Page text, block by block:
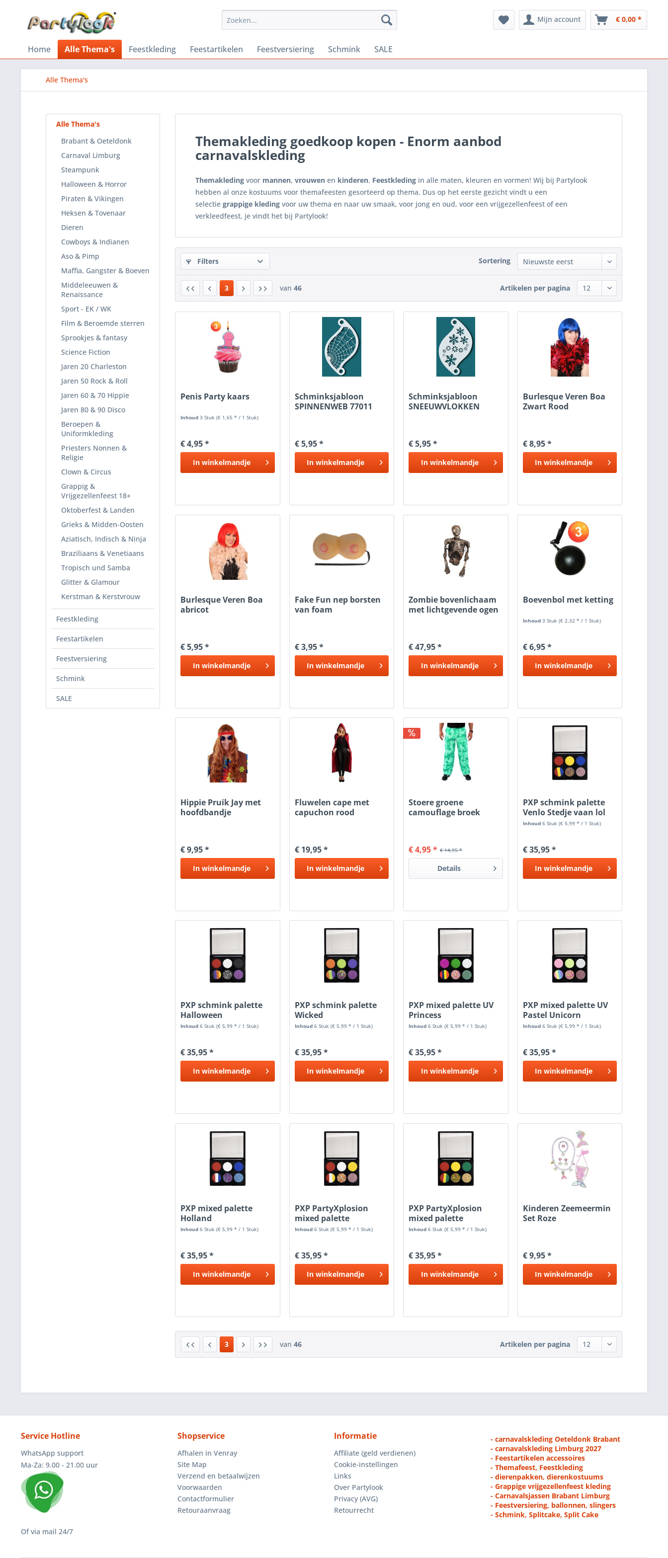
Mijn account € 0,00 *
Home Alle Thema's Feestkleding Feestartikelen Feestversiering Schmink SALE
Alle Thema's
Alle Thema's
Brabant & Oeteldonk
Carnaval Limburg
Steampunk
Halloween & Horror
Piraten & Vikingen
Heksen & Tovenaar
Dieren
Cowboys & Indianen
Aso & Pimp
Maffia, Gangster & Boeven
Middeleeuwen &
Renaissance
Sport - EK / WK
Film & Beroemde sterren
Sprookjes & fantasy
Science Fiction
Jaren 20 Charleston
Jaren 50 Rock & Roll
Jaren 60 & 70 Hippie
Jaren 80 & 90 Disco
Beroepen &
Uniformkleding
Priesters Nonnen &
Religie
Clown & Circus
Grappig &
Vrijgezellenfeest 18+
Oktoberfest & Landen
Grieks & Midden-Oosten
Aziatisch, Indisch & Ninja
Braziliaans & Venetiaans
Tropisch und Samba
Glitter & Glamour
Kerstman & Kerstvrouw
Feestkleding
Feestartikelen
Feestversiering
Schmink
SALE
Themakleding goedkoop kopen - Enorm aanbod
carnavalskleding
Themakleding voor mannen, vrouwen en kinderen. Feestkleding in alle maten, kleuren en vormen! Wij bij Partylook
hebben al onze kostuums voor themafeesten gesorteerd op thema. Dus op het eerste gezicht vindt u een
selectie grappige kleding voor uw thema en naar uw smaak, voor jong en oud, voor een vrijgezellenfeest of een
verkleedfeest, je vindt het bij Partylook!
Filters Sortering
3 van 46 Artikelen per pagina
Penis Party kaars
Inhoud3 Stuk(€ 1,65 * / 1 Stuk)
€ 4,95 *
In winkelmandje
Schminksjabloon
SPINNENWEB 77011
€ 5,95 *
In winkelmandje
Schminksjabloon
SNEEUWVLOKKEN
€ 5,95 *
In winkelmandje
Burlesque Veren Boa
Zwart Rood
€ 8,95 *
In winkelmandje
Burlesque Veren Boa
abricot
€ 5,95 *
In winkelmandje
Fake Fun nep borsten
van foam
€ 3,95 *
In winkelmandje
Zombie bovenlichaam
met lichtgevende ogen
€ 47,95 *
In winkelmandje
Boevenbol met ketting
Inhoud 3 Stuk (€ 2,32 * / 1 Stuk)
€ 6,95 *
In winkelmandje
Hippie Pruik Jay met
hoofdbandje
€ 9,95 *
In winkelmandje
Fluwelen cape met
capuchon rood
€ 19,95 *
In winkelmandje
Stoere groene
camouflage broek
€ 14,95 *
€ 4,95 *
Details
PXP schmink palette
Venlo Stedje vaan lol
en...
Inhoud 6 Stuk (€ 5,99 * / 1 Stuk)
€ 35,95 *
In winkelmandje
PXP schmink palette
Halloween
Inhoud6 Stuk(€ 5,99 * / 1 Stuk)
€ 35,95 *
In winkelmandje
PXP schmink palette
Wicked
Inhoud 6 Stuk (€ 5,99 * / 1 Stuk)
€ 35,95 *
In winkelmandje
PXP mixed palette UV
Princess
Inhoud6 Stuk(€ 5,99 * / 1 Stuk)
€ 35,95 *
In winkelmandje
PXP mixed palette UV
Pastel Unicorn
Inhoud 6 Stuk (€ 5,99 * / 1 Stuk)
€ 35,95 *
In winkelmandje
PXP mixed palette
Holland
Inhoud6 Stuk(€ 5,99 * / 1 Stuk)
€ 35,95 *
In winkelmandje
PXP PartyXplosion
mixed palette
Oeteldonk
Inhoud 6 Stuk (€ 5,99 * / 1 Stuk)
€ 35,95 *
In winkelmandje
PXP PartyXplosion
mixed palette
Vastelaovend
Inhoud6 Stuk(€ 5,99 * / 1 Stuk)
€ 35,95 *
In winkelmandje
Kinderen Zeemeermin
Set Roze
€ 9,95 *
In winkelmandje
3 van 46 Artikelen per pagina
Service Hotline
WhatsApp support
Ma-Za: 9.00 - 21.00 uur
Of via mail 24/7
Shopservice
Afhalen in Venray
Site Map
Verzend en betaalwijzen
Voorwaarden
Contactformulier
Retouraanvraag
Informatie
Affiliate (geld verdienen)
Cookie-instellingen
Links
Over Partylook
Privacy (AVG)
Retourrecht
- carnavalskleding Oeteldonk Brabant
- carnavalskleding Limburg 2027
- Feestartikelen accessoires
- Themafeest, Feestkleding
- dierenpakken, dierenkostuums
- Grappige vrijgezellenfeest kleding
- Carnavalsjassen Brabant Limburg
- Feestversiering, ballonnen, slingers
- Schmink, Splitcake, Split Cake